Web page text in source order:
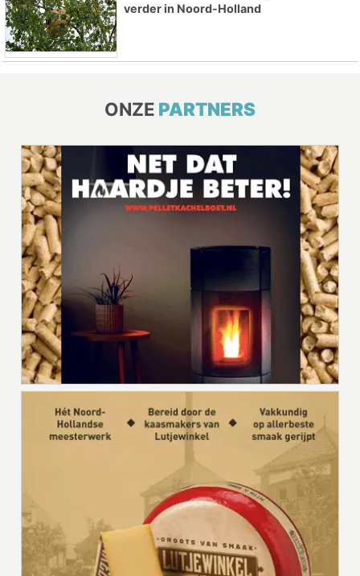
verder in Noord-Holland
ONZE PARTNERS